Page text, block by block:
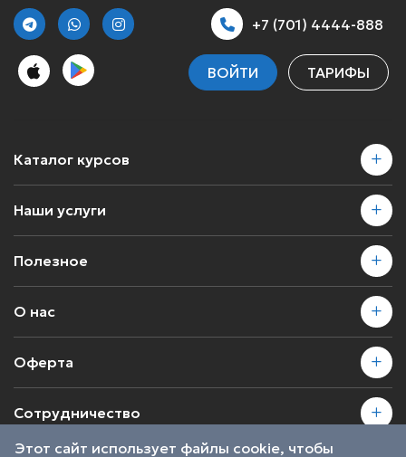
+7 (701) 4444-888
ВОЙТИ ТАРИФЫ
Каталог курсов
Наши услуги
Полезное
О нас
Оферта
Сотрудничество
Этот сайт использует файлы cookie, чтобы